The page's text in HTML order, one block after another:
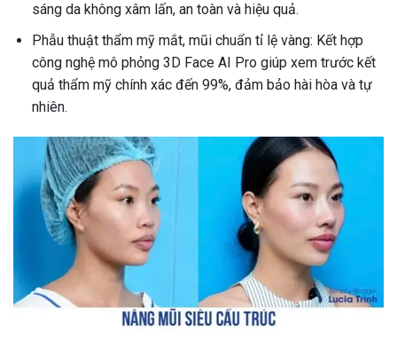
sáng da không xâm lấn, an toàn và hiệu quả.
Phẫu thuật thẩm mỹ mắt, mũi chuẩn tỉ lệ vàng: Kết hợp
công nghệ mô phỏng 3D Face AI Pro giúp xem trước kết
quả thẩm mỹ chính xác đến 99%, đảm bảo hài hòa và tự
nhiên.